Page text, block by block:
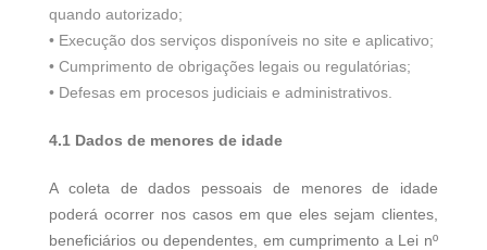
quando autorizado;
• Execução dos serviços disponíveis no site e aplicativo;
• Cumprimento de obrigações legais ou regulatórias;
• Defesas em procesos judiciais e administrativos.
4.1 Dados de menores de idade
A coleta de dados pessoais de menores de idade
poderá ocorrer nos casos em que eles sejam clientes,
beneficiários ou dependentes, em cumprimento a Lei nº